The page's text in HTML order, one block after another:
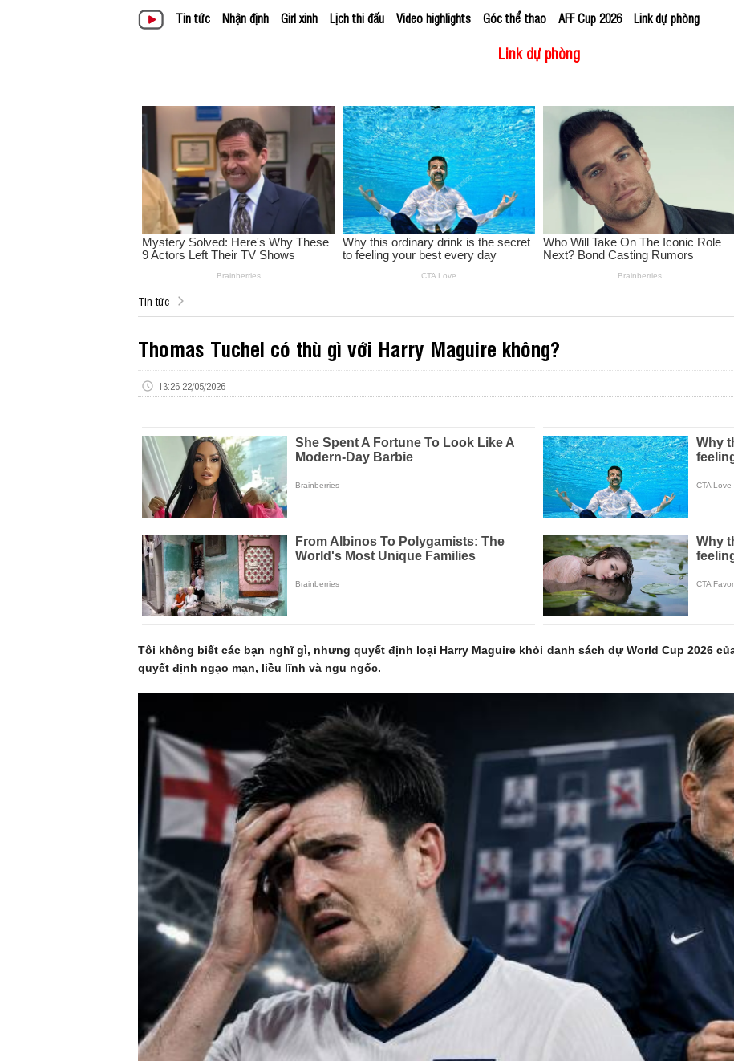
Tin tức Nhận định Girl xinh Lịch thi đấu Video highlights Góc thể thao AFF Cup 2026 Link dự phòng
Link dự phòng
Tin tức
Thomas Tuchel có thù gì với Harry Maguire không?
13:26 22/05/2026
Tôi không biết các bạn nghĩ gì, nhưng quyết định loại Harry Maguire khỏi danh sách dự World Cup 2026
quyết định ngạo mạn, liều lĩnh và ngu ngốc.